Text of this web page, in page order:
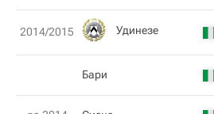
2014/2015 Удинезе
Бари